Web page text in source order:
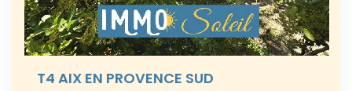
T4 AIX EN PROVENCE SUD